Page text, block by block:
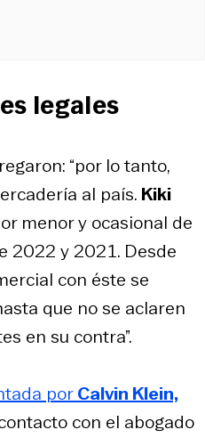
legales
“por lo tanto,
al país. Kiki
menor y ocasional de
2022 y 2021. Desde
con éste se
que no se aclaren
en su contra”.
porCalvin Klein,
con el abogado